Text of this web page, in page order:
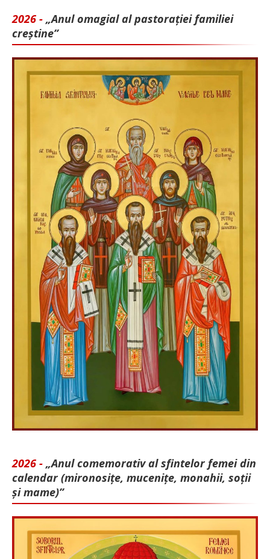
2026 - „Anul omagial al pastorației familiei
creștine”
2026 - „Anul comemorativ al sfintelor femei din
calendar (mironosițe, mu­cenițe, monahii, soții
și mame)”